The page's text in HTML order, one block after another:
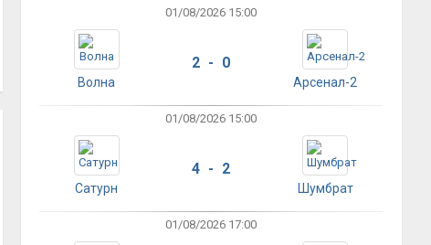
01/08/2026 15:00
Волна
2 - 0
Арсенал-2
01/08/2026 15:00
Сатурн
4 - 2
Шумбрат
01/08/2026 17:00